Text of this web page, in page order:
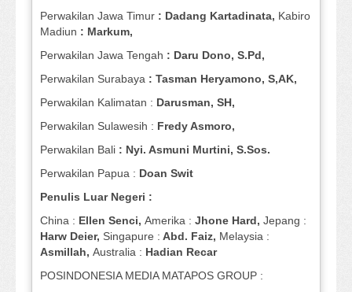
Perwakilan Jawa Timur : Dadang Kartadinata, Kabiro
Madiun : Markum,
Perwakilan Jawa Tengah : Daru Dono, S.Pd,
Perwakilan Surabaya : Tasman Heryamono, S,AK,
Perwakilan Kalimatan : Darusman, SH,
Perwakilan Sulawesih : Fredy Asmoro,
Perwakilan Bali : Nyi. Asmuni Murtini, S.Sos.
Perwakilan Papua : Doan Swit
Penulis Luar Negeri :
China : Ellen Senci, Amerika : Jhone Hard, Jepang :
Harw Deier, Singapure : Abd. Faiz, Melaysia :
Asmillah, Australia : Hadian Recar
POSINDONESIA MEDIA MATAPOS GROUP :